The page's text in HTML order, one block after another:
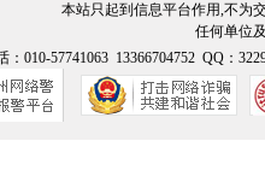
本站只起到信息平台作用,不为
任何单位
：010-57741063 13366704752 QQ：